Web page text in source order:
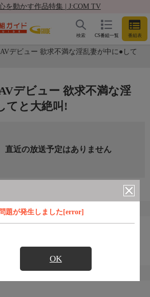
を動かす作品特集 | J:COM TV
CS番組一覧 番組表
検索
デビュー 欲求不満な淫乱妻が中に●して
題が発生しました[error]
OK
デビュー 欲求不満な淫
てと大絶叫!
直近の放送予定はありません
すめ番組